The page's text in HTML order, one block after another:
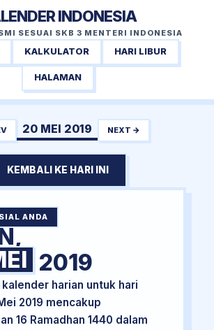
INDONESIA
SESUAI SKB 3 MENTERI INDONESIA
KALKULATOR HARI LIBUR
HALAMAN
20 MEI 2019 NEXT →
KEMBALI KE HARI INI
ANDA
2019
kalender harian untuk hari
2019 mencakup
16 Ramadhan 1440 dalam